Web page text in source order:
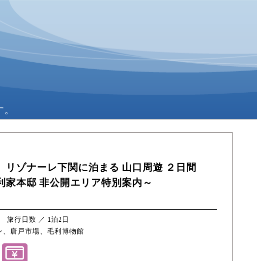
リゾナーレ下関に泊まる 山口周遊 ２日間
本邸 非公開エリア特別案内～
旅行日数 ／ 1泊2日
唐戸市場、毛利博物館